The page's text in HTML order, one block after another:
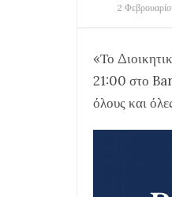
2
«Το
21:00 στο
όλους και